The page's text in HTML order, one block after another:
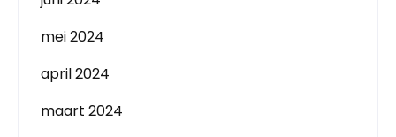
mei 2024
april 2024
maart 2024